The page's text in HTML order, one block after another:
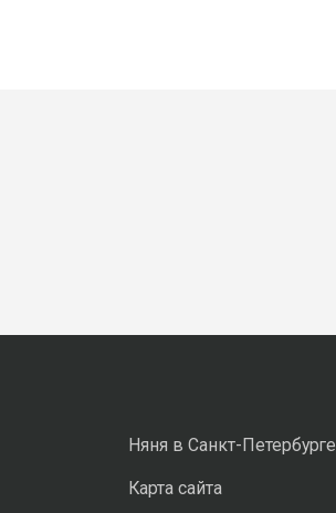
Няня в Санкт-Петербурге
Карта сайта